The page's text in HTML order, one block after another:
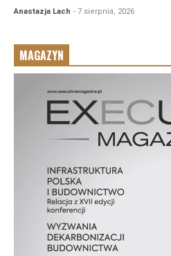
Anastazja Lach - 7 sierpnia, 2026
MAGAZYN